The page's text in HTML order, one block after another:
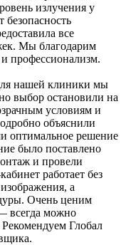
излучения у
все
Мы благодарим
профессионализм.
нашей клиники мы
выбор остановили на
условиям и
объяснили
оптимальное решение
было поставлено
и провели
работает без
а
Очень ценим
всегда можно
Глобал